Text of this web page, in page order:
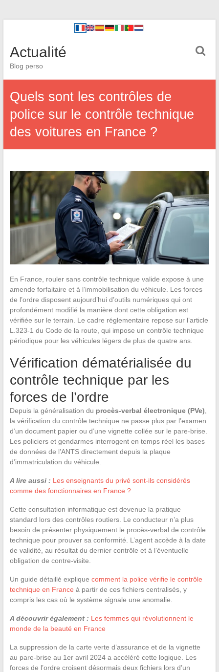
Actualité
Blog perso
Quels sont les contrôles de
police sur le contrôle technique
des voitures en France ?
En France, rouler sans contrôle technique valide expose à une
amende forfaitaire et à l’immobilisation du véhicule. Les forces
de l’ordre disposent aujourd’hui d’outils numériques qui ont
profondément modifié la manière dont cette obligation est
vérifiée sur le terrain. Le cadre réglementaire repose sur l’article
L.323-1 du Code de la route, qui impose un contrôle technique
périodique pour les véhicules légers de plus de quatre ans.
Vérification dématérialisée du
contrôle technique par les
forces de l’ordre
Depuis la généralisation du procès-verbal électronique (PVe)
la vérification du contrôle technique ne passe plus par l’examen
d’un document papier ou d’une vignette collée sur le pare-brise.
Les policiers et gendarmes interrogent en temps réel les bases
de données de l’ANTS directement depuis la plaque
d’immatriculation du véhicule.
A lire aussi : Les enseignants du privé sont-ils considérés
comme des fonctionnaires en France ?
Cette consultation informatique est devenue la pratique
standard lors des contrôles routiers. Le conducteur n’a plus
besoin de présenter physiquement le procès-verbal de contrôle
technique pour prouver sa conformité. L’agent accède à la date
de validité, au résultat du dernier contrôle et à l’éventuelle
obligation de contre-visite.
Un guide détaillé explique comment la police vérifie le contrôle
technique en France à partir de ces fichiers centralisés, y
compris les cas où le système signale une anomalie.
A découvrir également : Les femmes qui révolutionnent le
monde de la beauté en France
La suppression de la carte verte d’assurance et de la vignette
au pare-brise au 1er avril 2024 a accéléré cette logique. Les
forces de l’ordre croisent désormais deux fichiers lors d’un